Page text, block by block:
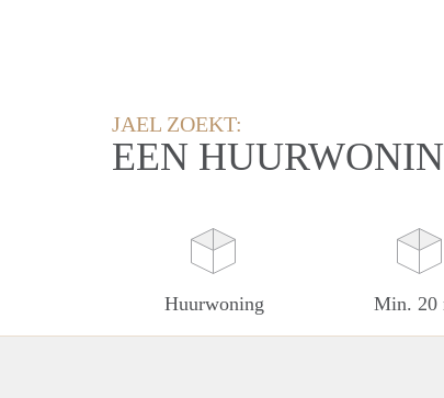
JAEL ZOEKT:
EEN
Huurwoning Min. 20